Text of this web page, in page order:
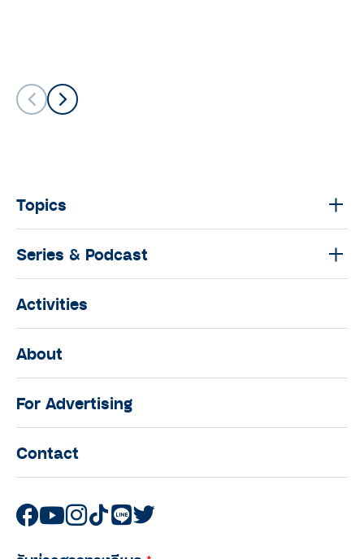
Topics
Series & Podcast
Activities
About
For Advertising
Contact